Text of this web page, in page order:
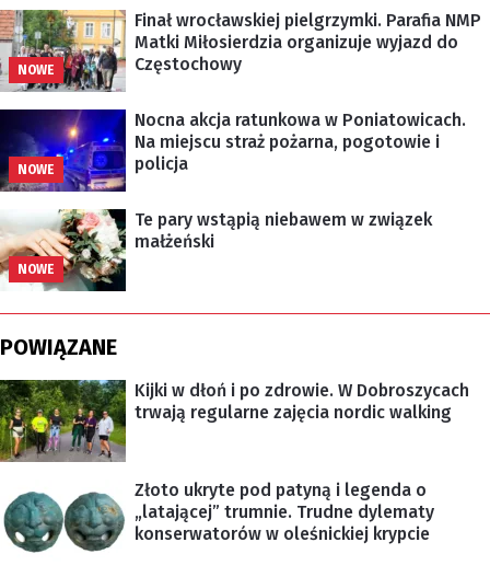
NOWE
Finał wrocławskiej pielgrzymki. Parafia NMP
Matki Miłosierdzia organizuje wyjazd do
Częstochowy
NOWE
Nocna akcja ratunkowa w Poniatowicach.
Na miejscu straż pożarna, pogotowie i
policja
NOWE
Te pary wstąpią niebawem w związek
małżeński
POWIĄZANE
Kijki w dłoń i po zdrowie. W Dobroszycach
trwają regularne zajęcia nordic walking
Złoto ukryte pod patyną i legenda o
„latającej” trumnie. Trudne dylematy
konserwatorów w oleśnickiej krypcie